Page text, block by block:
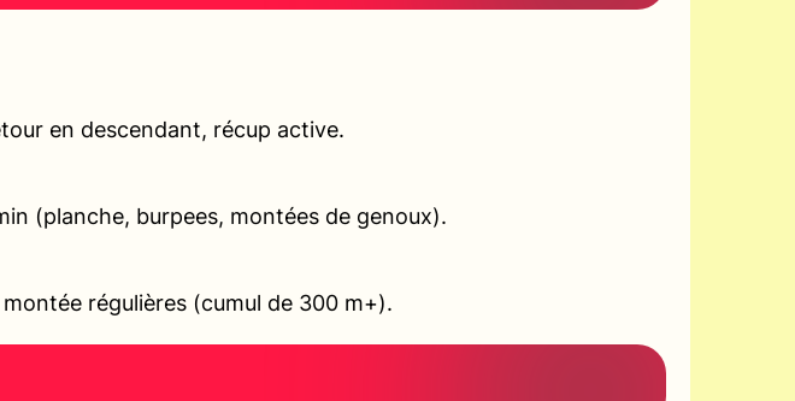
en descendant, récup active.
(planche, burpees, montées de genoux).
régulières (cumul de 300 m+).